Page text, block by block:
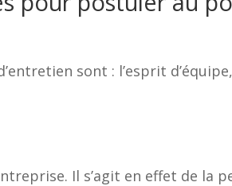
sont : l’esprit
Il s’agit en effet de la